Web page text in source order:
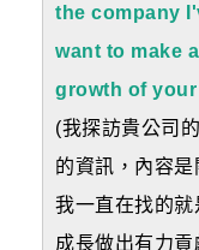
the company
want to make
growth of
(我探訪貴公司
的資訊，內容是
我一直在找的
成長做出有力貢